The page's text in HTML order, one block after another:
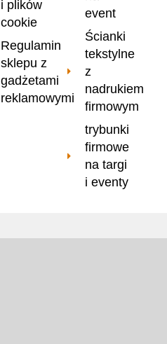
event
Ścianki
tekstylne
z
nadrukiem
firmowym
trybunki
firmowe
na targi
i eventy
i plików
cookie
Regulamin
sklepu z
gadżetami
reklamowymi